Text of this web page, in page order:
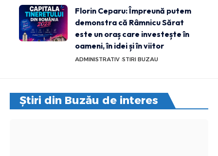
Florin Ceparu: Împreună putem
demonstra că Râmnicu Sărat
este un oraș care investește în
oameni, în idei și în viitor
ADMINISTRATIV STIRI BUZAU
Știri din Buzău de interes